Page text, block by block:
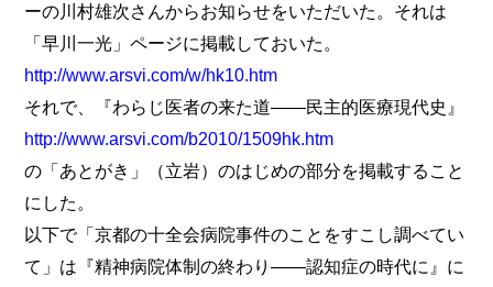
ーの川村雄次さんからお知らせをいただいた。それは
「早川一光」ページに掲載しておいた。
http://www.arsvi.com/w/hk10.htm
それで、『わらじ医者の来た道――民主的医療現代史』
http://www.arsvi.com/b2010/1509hk.htm
の「あとがき」（立岩）のはじめの部分を掲載すること
にした。
以下で「京都の十全会病院事件のことをすこし調べてい
て」は『精神病院体制の終わり――認知症の時代に』に